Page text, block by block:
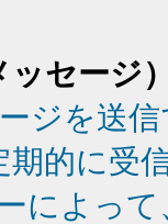
ッセージ
ジを送
的に受
によっ